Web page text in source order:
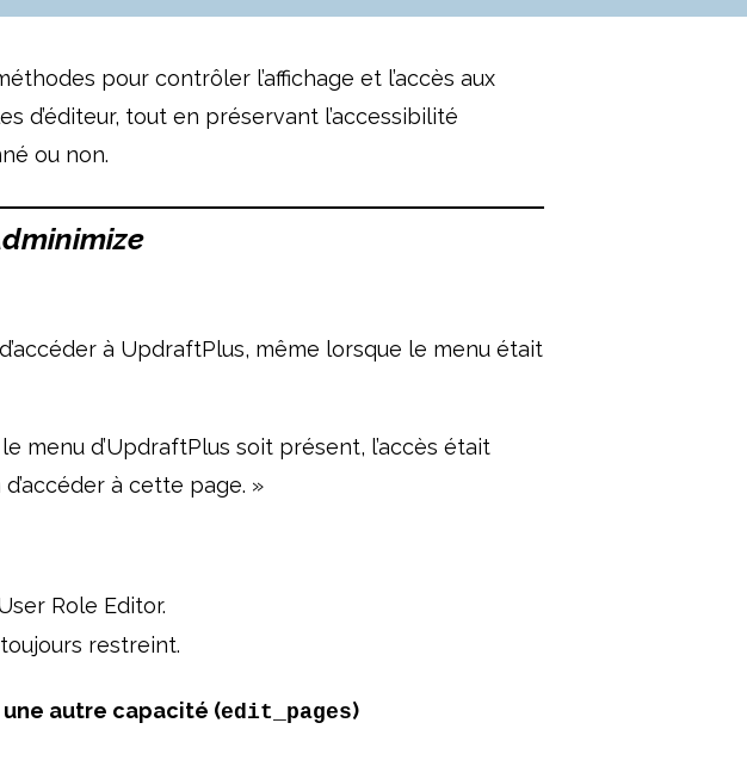
pour contrôler l’affichage et l’accès aux
d’éditeur, tout en préservant l’accessibilité
ou non.
à UpdraftPlus, même lorsque le menu était
menu d’UpdraftPlus soit présent, l’accès était
à cette page. »
Role Editor.
restreint.
autre capacité (edit_pages)